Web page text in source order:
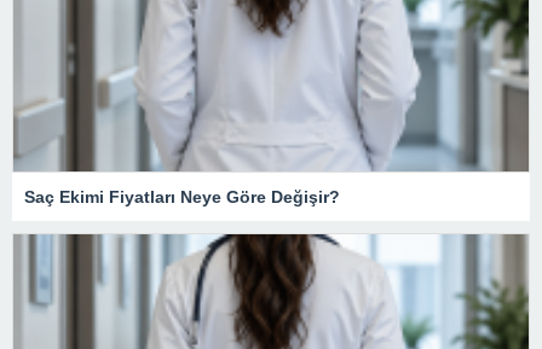
Saç Ekimi Fiyatları Neye Göre Değişir?